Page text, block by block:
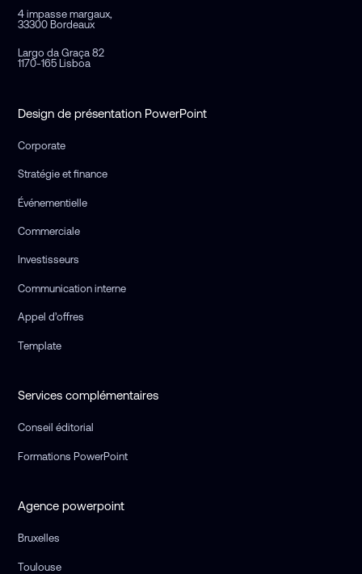
4 impasse margaux,
33300 Bordeaux
Largo da Graça 82
1170-165 Lisboa
Design de présentation PowerPoint
Corporate
Stratégie et finance
Événementielle
Commerciale
Investisseurs
Communication interne
Appel d’offres
Template
Services complémentaires
Conseil éditorial
Formations PowerPoint
Agence powerpoint
Bruxelles
Toulouse